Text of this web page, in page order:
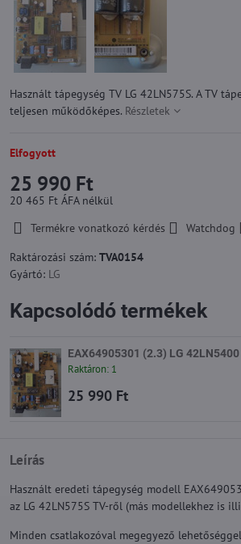
Használt tápegység TV LG 42LN575S. A TV
teljesen működőképes. Részletek
Elfogyott
25 990 Ft
20 465 Ft ÁFA nélkül
Termékre vonatkozó kérdés
Watchdog
Raktározási szám: TVA0154
Gyártó: LG
Leírás
Használt eredeti tápegység modell
az LG 42LN575S TV-ről (más modellekhez is
Minden csatlakozóval megegyező
Kapcsolódó termékek
EAX64905301 (2.3) LG
Raktáron: 1
25 990 Ft